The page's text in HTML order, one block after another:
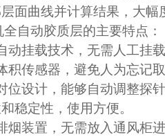
面曲线并计算结果，大
自动胶质层的主要特点：
动挂载技术，无需人工挂
积传感器，避免人为忘记
位设计，能够自动调整探
稳定性，使用方便。
烟装置，无需放入通风柜